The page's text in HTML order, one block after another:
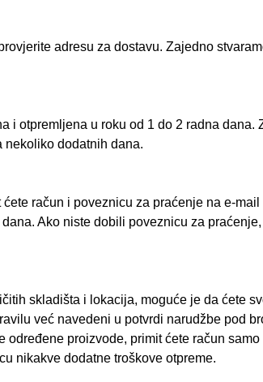
adresu za dostavu. Zajedno
i otpremljena u roku od 1 do 2 radna dana.
nekoliko dodatnih dana.
račun i poveznicu za praćenje na e-
Ako niste dobili poveznicu za
skladišta i lokacija, moguće je da ćete
već navedeni u potvrdi narudžbe pod
određene proizvode, primit ćete račun
nikakve dodatne troškove otpreme.